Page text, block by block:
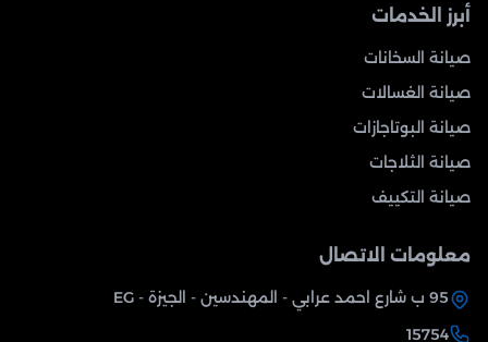
أبرز الخدمات
صيانة السخانات
صيانة الغسالات
صيانة البوتاجازات
صيانة الثلاجات
صيانة التكييف
معلومات الاتصال
95 ب شارع احمد عرابي - المهندسين - الجيزة - EG
15754